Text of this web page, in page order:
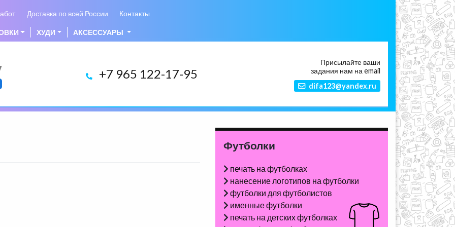
Доставка по всей России Контакты
ХУДИ АКСЕССУАРЫ
+7 965 122-17-95
Присылайте ваши
задания нам на email
difa123@yandex.ru
Футболки
печать на футболках
нанесение логотипов на футболки
футболки для футболистов
именные футболки
печать на детских футболках